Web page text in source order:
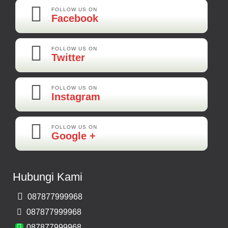
Maya-Palembang
Barang Sudah Sampai Mbak Ratna Makasih
FOLLOW US ON
Facebook
FOLLOW US ON
Twitter
FOLLOW US ON
Instagram
FOLLOW US ON
Google +
Hubungi Kami
087877999968
087877999968